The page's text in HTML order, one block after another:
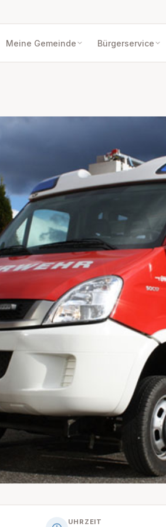
Meine Gemeinde Bürgerservice
UHRZEIT